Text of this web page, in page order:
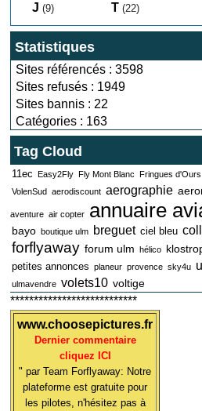
J (9) T (22)
Statistiques
Sites référencés : 3598
Sites refusés : 1949
Sites bannis : 22
Catégories : 163
Tag Cloud
11ec Easy2Fly Fly Mont Blanc Fringues d'Ours
VolenSud aerodiscount aerographie
aventure air copter annuaire
bayo boutique ulm breguet ciel bleu
forflyaway forum ulm hélico
petites annonces planeur provence sky4u
ulmavendre volets10 voltige
***************************
www.choosepictures.fr
Dernier commentaire
cliquez ICI
" par Team Forflyaway: Notre
plateforme est gratuite pour
les pilotes, n'hésitez pas à